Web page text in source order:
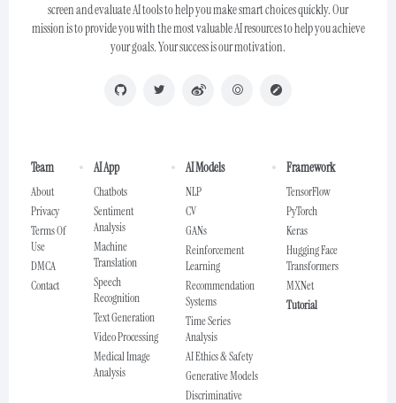
screen and evaluate AI tools to help you make smart choices quickly. Our
mission is to provide you with the most valuable AI resources to help you achieve
your goals. Your success is our motivation.
Team
About
Privacy
Terms Of
Use
DMCA
Contact
AI App
Chatbots
Sentiment
Analysis
Machine
Translation
Speech
Recognition
Text Generation
Video Processing
Medical Image
Analysis
AI Models
NLP
CV
GANs
Reinforcement
Learning
Recommendation
Systems
Time Series
Analysis
AI Ethics & Safety
Generative Models
Discriminative
Framework
TensorFlow
PyTorch
Keras
Hugging Face
Transformers
MXNet
Tutorial